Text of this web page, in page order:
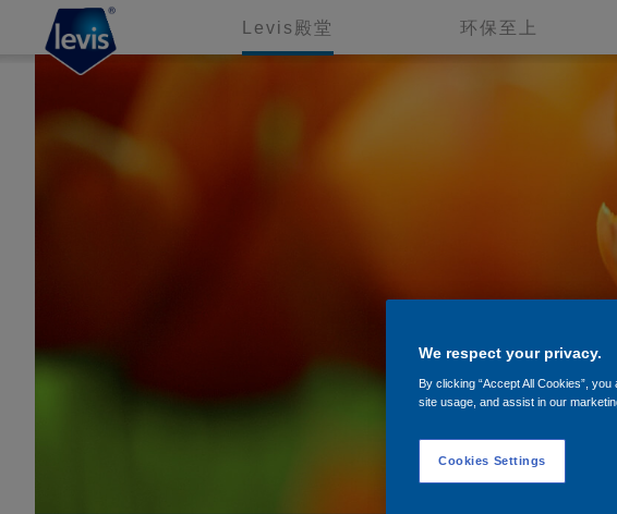
Levis殿堂 环保至上
We respect your privacy.
By clicking “Accept All Cookies”,
site usage, and assist in our
Cookies Settings